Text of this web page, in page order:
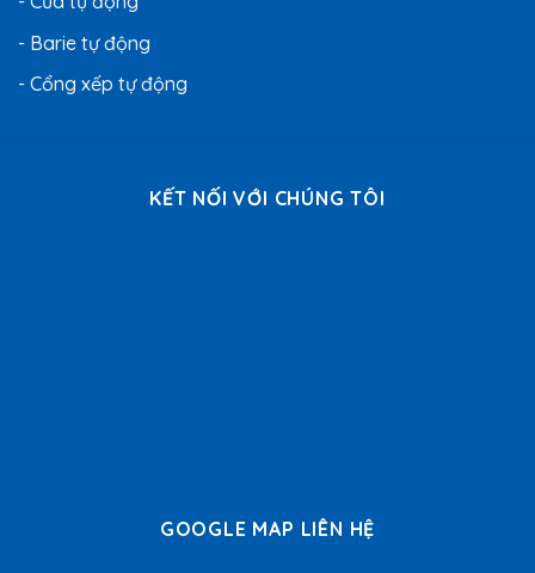
- Barie tự động
- Cổng xếp tự động
KẾT NỐI VỚI CHÚNG TÔI
GOOGLE MAP LIÊN HỆ